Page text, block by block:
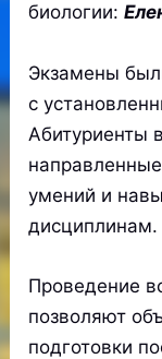
биологии:
Экзамены
с
Абитуриенты
умений и
дисциплинам.
Проведение
позволяют
подготовки